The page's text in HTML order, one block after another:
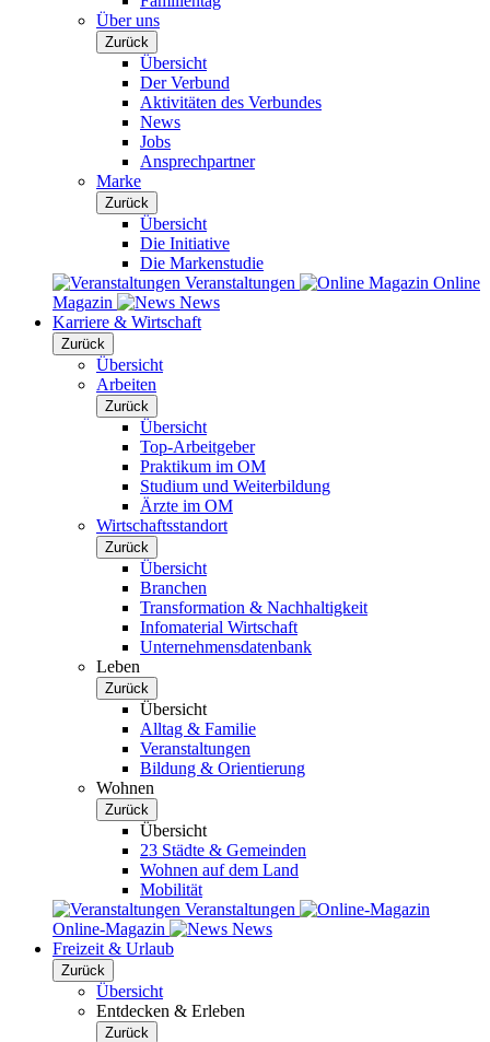
Über uns
Zurück
Übersicht
Der Verbund
Aktivitäten des Verbundes
News
Jobs
Ansprechpartner
Marke
Zurück
Übersicht
Die Initiative
Die Markenstudie
Veranstaltungen
Online
Magazin
News
Karriere & Wirtschaft
Zurück
Übersicht
Arbeiten
Zurück
Übersicht
Top-Arbeitgeber
Praktikum im OM
Studium und Weiterbildung
Ärzte im OM
Wirtschaftsstandort
Zurück
Übersicht
Branchen
Transformation & Nachhaltigkeit
Infomaterial Wirtschaft
Unternehmensdatenbank
Leben
Zurück
Übersicht
Alltag & Familie
Veranstaltungen
Bildung & Orientierung
Wohnen
Zurück
Übersicht
23 Städte & Gemeinden
Wohnen auf dem Land
Mobilität
Veranstaltungen
Online-Magazin
News
Freizeit & Urlaub
Zurück
Übersicht
Entdecken & Erleben
Zurück